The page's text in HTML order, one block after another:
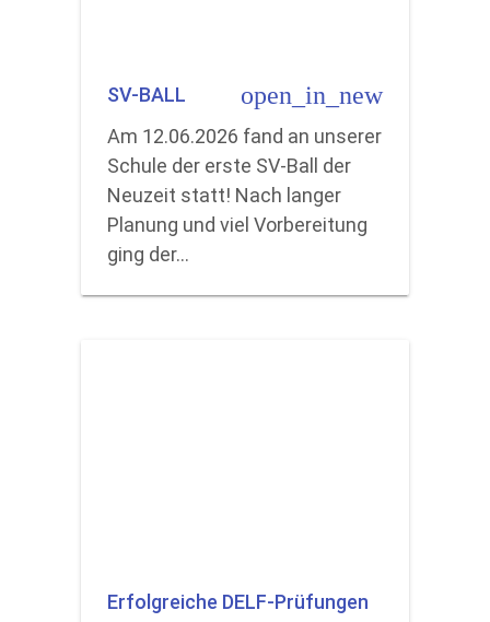
SV-BALL open_in_new
Am 12.06.2026 fand an unserer
Schule der erste SV-Ball der
Neuzeit statt! Nach langer
Planung und viel Vorbereitung
ging der…
Erfolgreiche DELF-Prüfungen